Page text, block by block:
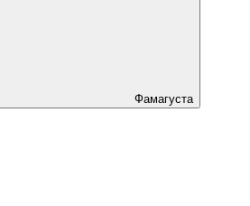
Фамагуста